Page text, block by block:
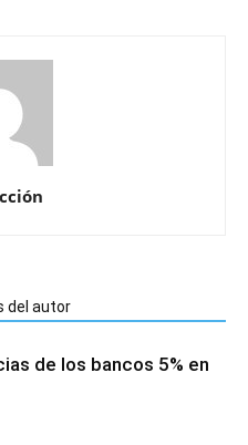
del autor
de los bancos 5% en